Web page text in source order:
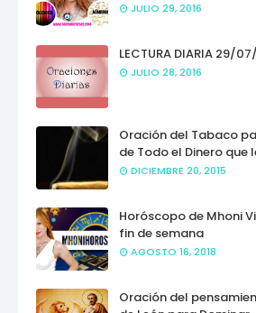
JULIO 29, 2016
LECTURA DIARIA 29/
JULIO 28, 2016
Oración del Tabaco
de Todo el Dinero que
DICIEMBRE 20, 2015
Horóscopo de Mhoni
fin de semana
AGOSTO 16, 2018
Oración del